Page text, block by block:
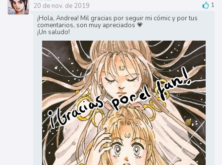
20 de nov. de 2019
1
¡Hola, Andrea! Mil gracias por seguir mi cómic y por tus
comentarios, son muy apreciados 💗
¡Un saludo!